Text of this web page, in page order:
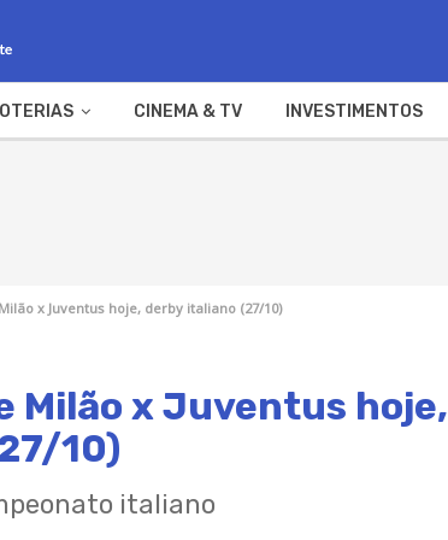
CINEMA & TV INVESTIMENTOS
x Juventus hoje, derby italiano (27/10)
Milão x Juventus hoje,
10)
italiano